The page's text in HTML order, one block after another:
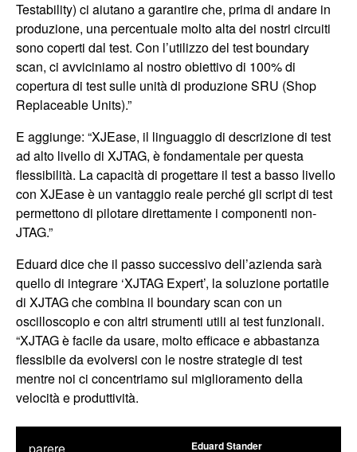
Testability) ci aiutano a garantire che, prima di andare in
produzione, una percentuale molto alta dei nostri circuiti
sono coperti dal test. Con l’utilizzo del test boundary
scan, ci avviciniamo al nostro obiettivo di 100% di
copertura di test sulle unità di produzione SRU (Shop
Replaceable Units).”
E aggiunge: “XJEase, il linguaggio di descrizione di test
ad alto livello di XJTAG, è fondamentale per questa
flessibilità. La capacità di progettare il test a basso livello
con XJEase è un vantaggio reale perché gli script di test
permettono di pilotare direttamente i componenti non-
JTAG.”
Eduard dice che il passo successivo dell’azienda sarà
quello di integrare ‘XJTAG Expert’, la soluzione portatile
di XJTAG che combina il boundary scan con un
oscilloscopio e con altri strumenti utili ai test funzionali.
“XJTAG è facile da usare, molto efficace e abbastanza
flessibile da evolversi con le nostre strategie di test
mentre noi ci concentriamo sul miglioramento della
velocità e produttività.
Eduard Stander